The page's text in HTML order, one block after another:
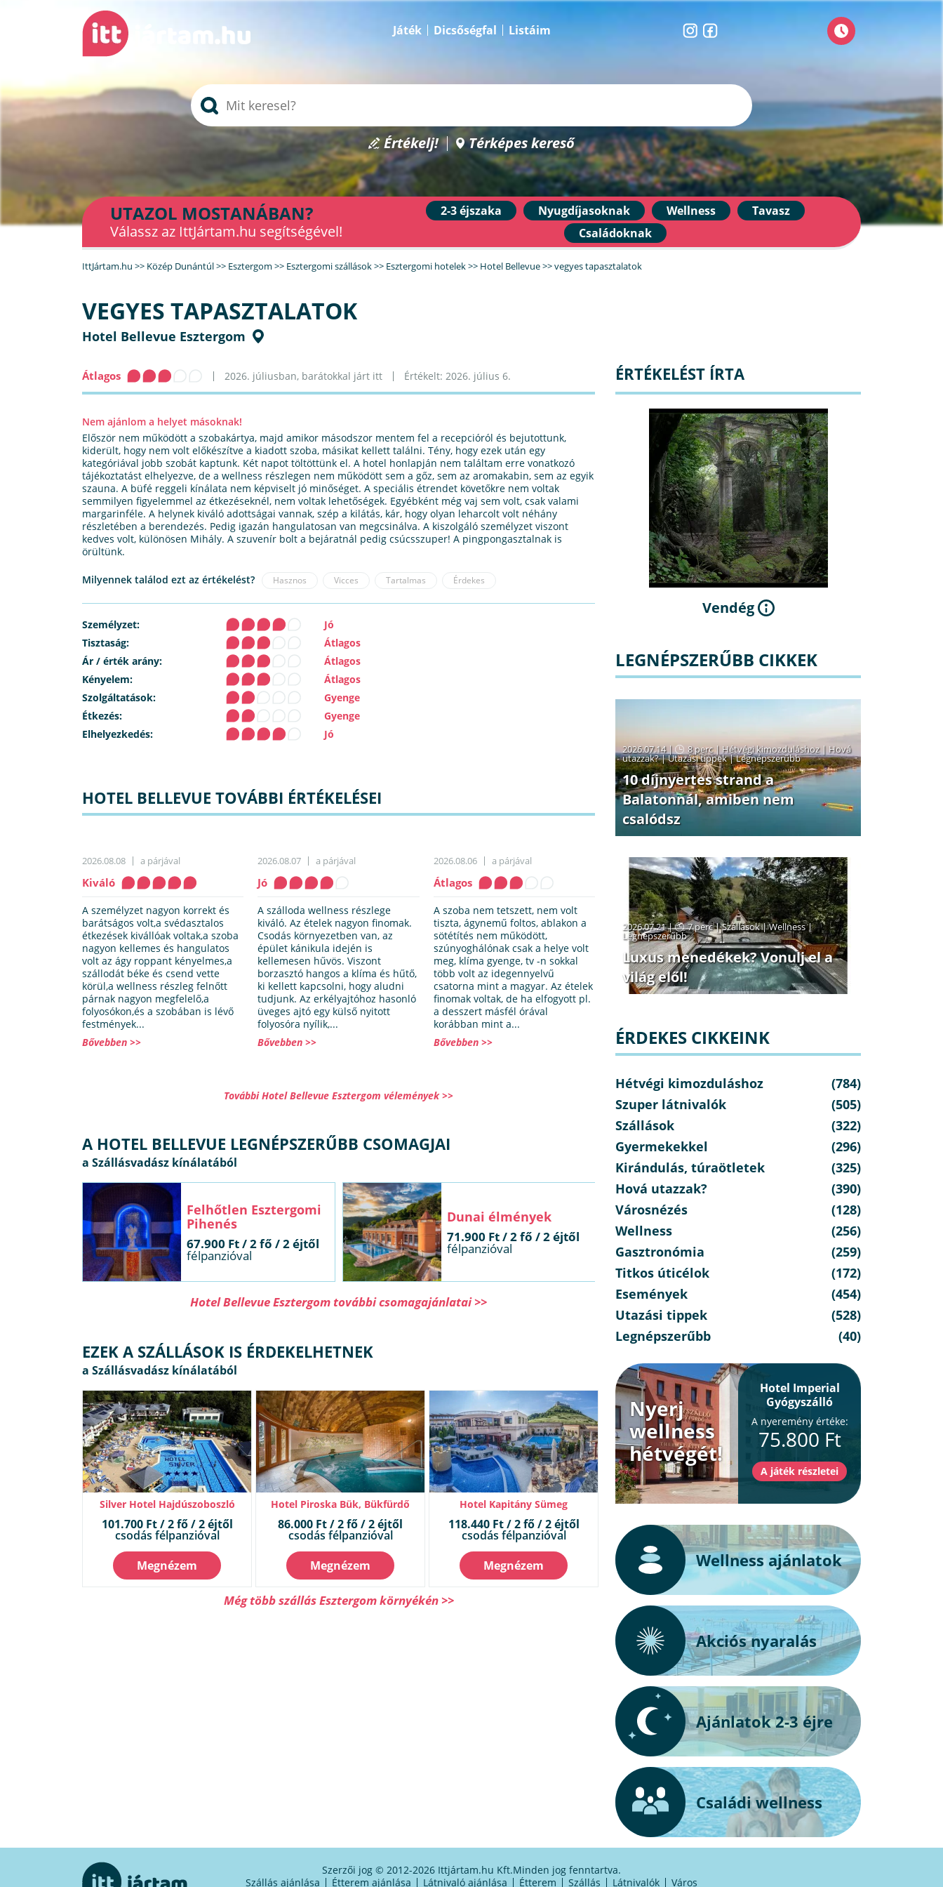
Játék Dicsőségfal Listáim
Értékelj! Térképes kereső
UTAZOL MOSTANÁBAN?
Válassz az IttJártam.hu segítségével!
2-3 éjszaka Nyugdíjasoknak Wellness
Tavasz
Családoknak
IttJártam.hu >> Közép Dunántúl>> Esztergom >> Esztergomi szállások>> Esztergomi hotelek>> Hotel Bellevue>>vegyes tapasztalatok
VEGYES TAPASZTALATOK
Hotel Bellevue Esztergom
Átlagos 2026. júliusban, barátokkal járt itt Értékelt: 2026. július 6.
Nem ajánlom a helyet másoknak!
Először nem működött a szobakártya, majd amikor másodszor mentem fel a recepcióról és bejutottunk,
kiderült, hogy nem volt előkészítve a kiadott szoba, másikat kellett találni. Tény, hogy ezek után egy
kategóriával jobb szobát kaptunk. Két napot töltöttünk el. A hotel honlapján nem találtam erre vonatkozó
tájékoztatást elhelyezve, de a wellness részlegen nem működött sem a gőz, sem az aromakabin, sem az egyik
szauna. A büfé reggeli kínálata nem képviselt jó minőséget. A speciális étrendet követőkre nem voltak
semmilyen figyelemmel az étkezéseknél, nem voltak lehetőségek. Egyébként még vaj sem volt, csak valami
margarinféle. A helynek kiváló adottságai vannak, szép a kilátás, kár, hogy olyan leharcolt volt néhány
részletében a berendezés. Pedig igazán hangulatosan van megcsinálva. A kiszolgáló személyzet viszont
kedves volt, különösen Mihály. A szuvenír bolt a bejáratnál pedig csúcsszuper! A pingpongasztalnak is
örültünk.
Milyennek találod ezt az értékelést? Hasznos Vicces Tartalmas Érdekes
Személyzet:
Jó
Tisztaság:
Átlagos
Ár / érték arány:
Átlagos
Kényelem:
Átlagos
Szolgáltatások:
Gyenge
Étkezés:
Gyenge
Elhelyezkedés:
Jó
HOTEL BELLEVUE TOVÁBBI ÉRTÉKELÉSEI
2026.08.08 a párjával
Kiváló
A személyzet nagyon korrekt és
barátságos volt,a svédasztalos
étkezések kivállóak voltak,a szoba
nagyon kellemes és hangulatos
volt az ágy roppant kényelmes,a
szállodát béke és csend vette
körül,a wellness részleg felnőtt
párnak nagyon megfelelő,a
folyosókon,és a szobában is lévő
festmények...
Bővebben >>
2026.08.07 a párjával
Jó
A szálloda wellness részlege
kiváló. Az ételek nagyon finomak.
Csodás környezetben van, az
épület kánikula idején is
kellemesen hűvös. Viszont
borzasztó hangos a klíma és hűtő,
ki kellett kapcsolni, hogy aludni
tudjunk. Az erkélyajtóhoz hasonló
üveges ajtó egy külső nyitott
folyosóra nyílik,...
Bővebben >>
2026.08.06 a párjával
Átlagos
A szoba nem tetszett, nem volt
tiszta, ágynemű foltos, ablakon a
sötétítés nem működött,
szúnyoghálónak csak a helye volt
meg, klíma gyenge, tv -n sokkal
több volt az idegennyelvű
csatorna mint a magyar. Az ételek
finomak voltak, de ha elfogyott pl.
a desszert másfél órával
korábban mint a...
Bővebben >>
További Hotel Bellevue Esztergom vélemények >>
A HOTEL BELLEVUE LEGNÉPSZERŰBB CSOMAGJAI
Felhőtlen Esztergomi
Pihenés
67.900 Ft / 2 fő / 2 éjtől
félpanzióval
Dunai élmények
71.900 Ft / 2 fő / 2 éjtől
félpanzióval 110.850 Ft / 2 fő / 3 éjtől
Hotel Bellevue Esztergom további csomagajánlatai >>
EZEK A SZÁLLÁSOK IS ÉRDEKELHETNEK
Silver Hotel Hajdúszoboszló
101.700 Ft / 2 fő / 2 éjtől
csodás félpanzióval
Megnézem
Hotel Piroska Bük, Bükfürdő
86.000 Ft / 2 fő / 2 éjtől
csodás félpanzióval
Megnézem
Hotel Kapitány Sümeg
118.440 Ft / 2 fő / 2 éjtől
csodás félpanzióval
Megnézem
Még több szállás Esztergom környékén >>
ÉRTÉKELÉST ÍRTA
Vendég
LEGNÉPSZERŰBB CIKKEK
2026.07.14 | 8 perc| Hétvégi kimozduláshoz| Hová
utazzak?|Utazási tippek|Legnépszerűbb
10 díjnyertes strand a
Balatonnál, amiben nem
csalódsz
2026.07.21 | 7 perc|Szállások|Wellness|
Legnépszerűbb
Luxus menedékek? Vonulj el a
világ elől!
ÉRDEKES CIKKEINK
Hétvégi kimozduláshoz
(784)
Szuper látnivalók
(505)
Szállások
(322)
Gyermekekkel
(296)
Kirándulás, túraötletek
(325)
Hová utazzak?
(390)
Városnézés
(128)
Wellness
(256)
Gasztronómia
(259)
Titkos úticélok
(172)
Események
(454)
Utazási tippek
(528)
Legnépszerűbb
(40)
Nyerj
wellness
hétvégét!
Hotel Imperial
Gyógyszálló
A nyeremény értéke:
75.800 Ft
Wellness ajánlatok
Akciós nyaralás
Ajánlatok 2-3 éjre
Családi wellness
Szerzői jog © 2012-2026 Ittjártam.hu Kft.Minden jog fenntartva.
Szállás ajánlása
Étterem ajánlása Látnivaló ajánlása Étterem Szállás Látnivalók Város